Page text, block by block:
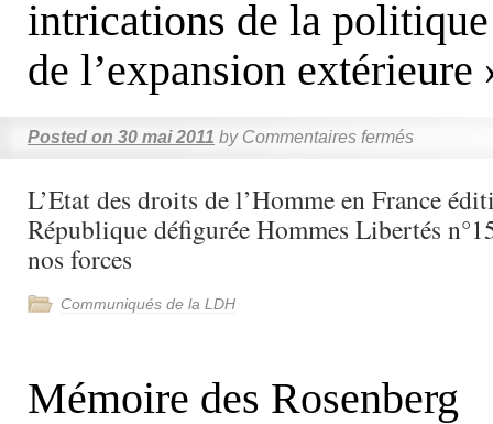
intrications de la
de l’expansion extérieure
Posted on 30 mai 2011 by Commentaires fermés
L’Etat des droits de l’Homme en France
République défigurée Hommes Libertés
nos forces
Communiqués de la LDH
Mémoire des Rosenberg